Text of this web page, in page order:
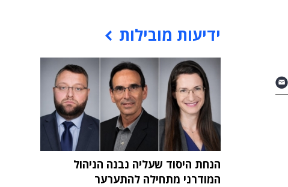
ידיעות מובילות
הנחת היסוד שעליה נבנה הניהול
המודרני מתחילה להתערער